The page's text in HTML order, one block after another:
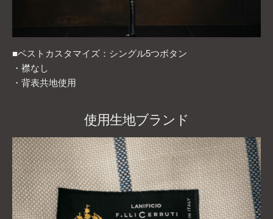
■ベストカスタマイズ：シングル5つボタン
・襟なし
・背表共地使用
使用生地ブランド